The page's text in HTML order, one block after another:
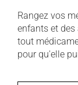
Rangez vos
enfants et
tout
pour qu'elle